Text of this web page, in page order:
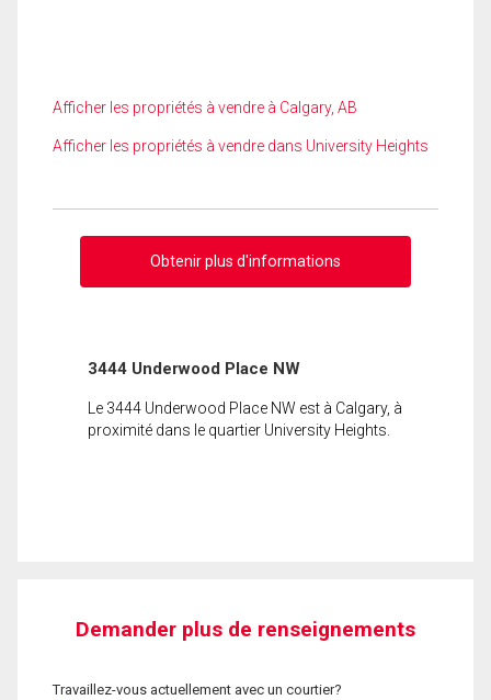
Afficher les propriétés à vendre à Calgary, AB
Afficher les propriétés à vendre dans University Heights
Obtenir plus d'informations
3444 Underwood Place NW
Le 3444 Underwood Place NW est à Calgary, à
proximité dans le quartier University Heights.
Demander plus de renseignements
Travaillez-vous actuellement avec un courtier?